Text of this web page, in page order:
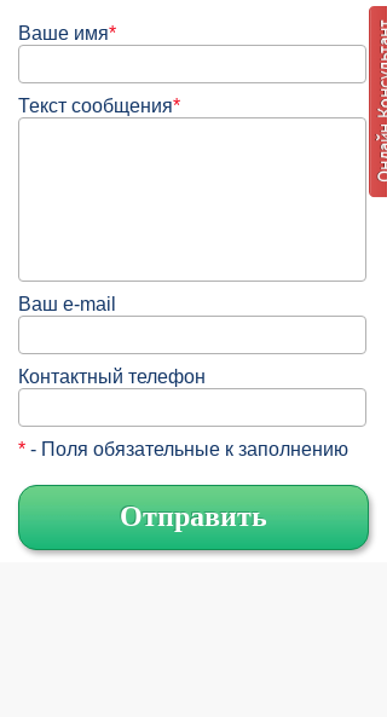
Ваше имя*
Текст сообщения*
Ваш e-mail
Контактный телефон
* - Поля обязательные к заполнению
Отправить